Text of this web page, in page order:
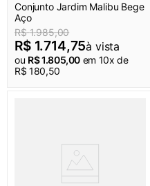
Conjunto Jardim Malibu Bege
Aço
R$ 1.985,00
R$ 1.714,75à vista
ou R$1.805,00 em 10x de
R$ 180,50